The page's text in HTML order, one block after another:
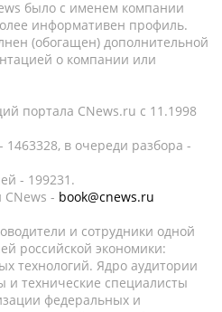
было с именем компании
информативен профиль.
(обогащен) дополнительной
о компании или
портала CNews.ru c 11.1998
в очереди разбора -
- 199231.
CNews - book@cnews.ru
и сотрудники одной
российской экономики:
технологий. Ядро аудитории
и технические специалисты
федеральных и